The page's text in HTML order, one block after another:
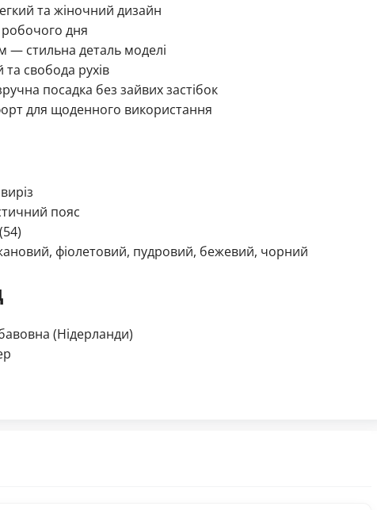
та жіночний дизайн
робочого дня
— стильна деталь моделі
свобода рухів
посадка без зайвих застібок
для щоденного використання
пояс
фіолетовий, пудровий, бежевий, чорний
(Нідерланди)